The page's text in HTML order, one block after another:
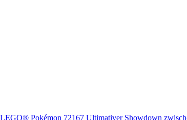
Pokémon 72167 Ultimativer Showdown